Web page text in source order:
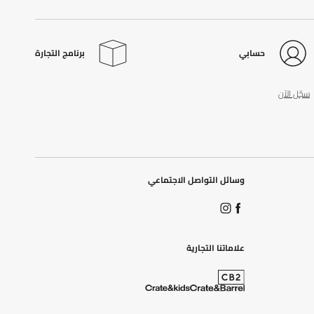
حسابي
سجّل الآن
برنامج التجارة
وسائل التواصل الاجتماعي
علاماتنا التجارية